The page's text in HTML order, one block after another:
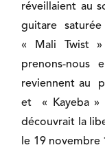
réveillaient au
guitare
« Mali Twist
prenons-nous
reviennent au
et « Kayeba »
découvrait la
le 19 novembre